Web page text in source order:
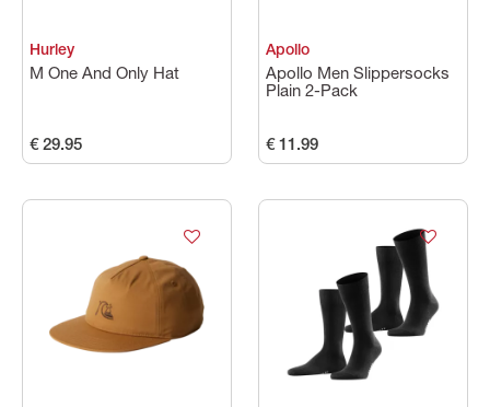
Hurley
M One And Only Hat
€ 29.95
Apollo
Apollo Men Slippersocks
Plain 2-Pack
€ 11.99